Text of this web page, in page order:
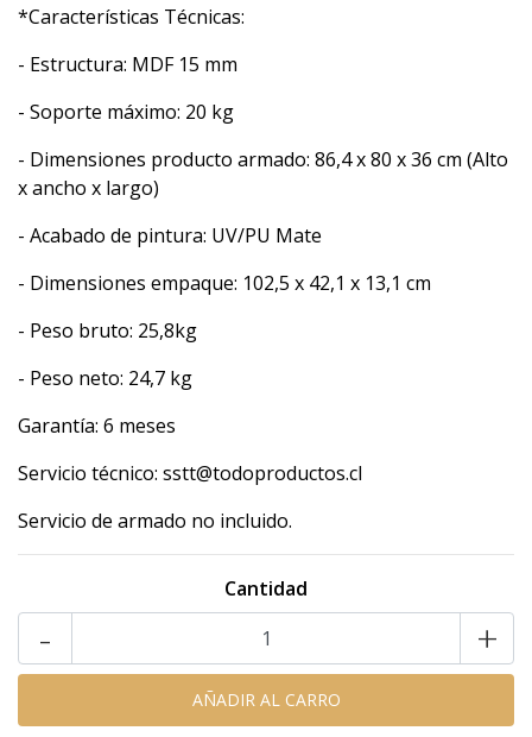
*Características Técnicas:
- Estructura: MDF 15 mm
- Soporte máximo: 20 kg
- Dimensiones producto armado: 86,4 x 80 x 36 cm (Alto
x ancho x largo)
- Acabado de pintura: UV/PU Mate
- Dimensiones empaque: 102,5 x 42,1 x 13,1 cm
- Peso bruto: 25,8kg
- Peso neto: 24,7 kg
Garantía: 6 meses
Servicio técnico: sstt@todoproductos.cl
Servicio de armado no incluido.
Cantidad
+
-